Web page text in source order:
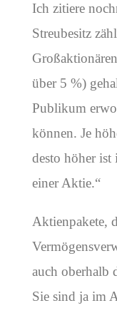
Ich zitiere
Streubesitz
über 5 %)
Publikum
können. Je
desto höher ist
einer Aktie.“
Aktienpakete,
auch oberhalb
Sie sind ja im